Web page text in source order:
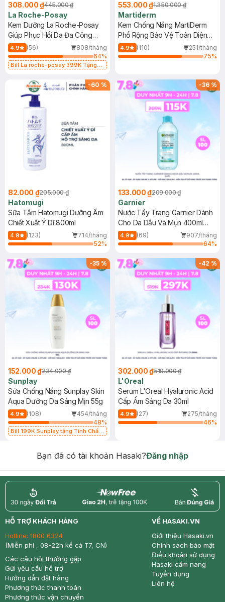
308.000 ₫445.000 ₫
La Roche-Posay
Kem Dưỡng La Roche-Posay
Giúp Phục Hồi Da Đa Công
Dụng 40ml
4.9 (56)
808/tháng
64%
Bill La roche-posay 399K Tặng
(SL có hạn)
553.000 ₫1.350.000 ₫
Martiderm
Kem Chống Nắng MartiDerm
Phổ Rộng Bảo Vệ Toàn Diện
40ml
4.9 (110)
251/tháng
75%
-60 %
82.000 ₫205.000 ₫
Hatomugi
Sữa Tắm Hatomugi Dưỡng Ẩm
Chiết Xuất Ý Dĩ 800ml
4.9 (123)
714/tháng
52%
-36%
133.000 ₫209.000 ₫
Garnier
Nước Tẩy Trang Garnier Dành
Cho Da Dầu Và Mụn 400ml
(Mới)
4.9 (69)
907/tháng
64%
-35%
152.000 ₫234.000 ₫
Sunplay
Sữa Chống Nắng Sunplay Skin
Aqua Dưỡng Da Sáng Mịn 55g
4.9 (108)
454/tháng
48%
Bill 199K Sunplay tặng Tinh Chất
-42%
302.000 ₫519.000 ₫
L'Oreal
Serum L'Oreal Hyaluronic Acid
Cấp Ẩm Sáng Da 30ml
4.9 (27)
275/tháng
46%
Bạn đã có tài khoản Hasaki?Đăng nhập
return nowfree price
HỖ TRỢ KHÁCH HÀNG
Hotline: 1800 6324
(Miễn phí , 08-22h kể cả T7, CN)
Các câu hỏi thường gặp
Gửi yêu cầu hỗ trợ
Hướng dẫn đặt hàng
Phương thức thanh toán
Phương thức vận chuyển
VỀ HASAKI.VN
Giới thiệu Hasaki.vn
Chính sách bảo mật
Điều khoản sử dụng
Hasaki cẩm nang
Tuyển dụng
Liên hệ